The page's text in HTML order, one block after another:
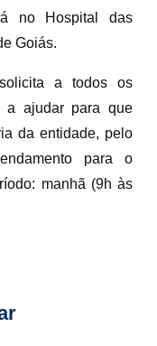
no Hospital das
Goiás.
a todos os
a ajudar para que
da entidade, pelo
para o
manhã (9h às